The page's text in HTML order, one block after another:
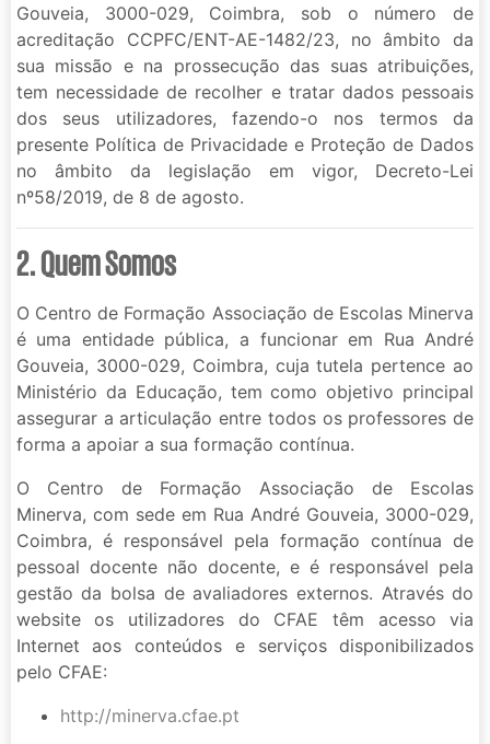
Gouveia, 3000-029, Coimbra, sob o número de
acreditação CCPFC/ENT-AE-1482/23, no âmbito da
sua missão e na prossecução das suas atribuições,
tem necessidade de recolher e tratar dados pessoais
dos seus utilizadores, fazendo-o nos termos da
presente Política de Privacidade e Proteção de Dados
no âmbito da legislação em vigor, Decreto-Lei
nº58/2019, de 8 de agosto.
2. Quem Somos
O Centro de Formação Associação de Escolas Minerva
é uma entidade pública, a funcionar em Rua André
Gouveia, 3000-029, Coimbra, cuja tutela pertence ao
Ministério da Educação, tem como objetivo principal
assegurar a articulação entre todos os professores de
forma a apoiar a sua formação contínua.
O Centro de Formação Associação de Escolas
Minerva, com sede em Rua André Gouveia, 3000-029,
Coimbra, é responsável pela formação contínua de
pessoal docente não docente, e é responsável pela
gestão da bolsa de avaliadores externos. Através do
website os utilizadores do CFAE têm acesso via
Internet aos conteúdos e serviços disponibilizados
pelo CFAE:
http://minerva.cfae.pt